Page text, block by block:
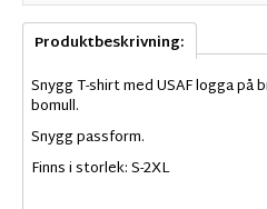
Produktbeskrivning:
Snygg T-shirt med USAF logga
bomull.
Snygg passform.
Finns i storlek: S-2XL